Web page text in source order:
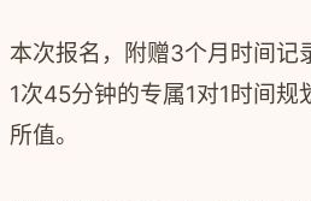
本次报名，附赠3个月时间记
1次45分钟的专属1对1时间规
所值。